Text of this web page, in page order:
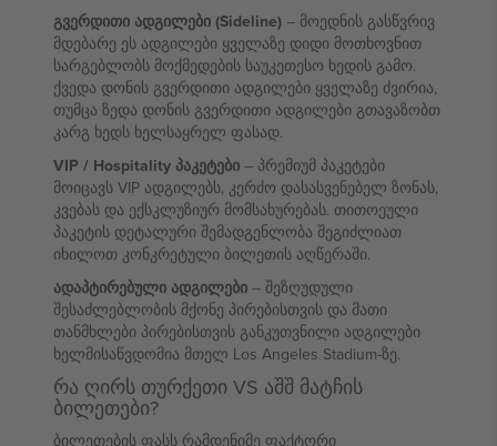
გვერდითი ადგილები (Sideline) – მოედნის გასწვრივ
მდებარე ეს ადგილები ყველაზე დიდი მოთხოვნით
სარგებლობს მოქმედების საუკეთესო ხედის გამო.
ქვედა დონის გვერდითი ადგილები ყველაზე ძვირია,
თუმცა ზედა დონის გვერდითი ადგილები გთავაზობთ
კარგ ხედს ხელსაყრელ ფასად.
VIP / Hospitality პაკეტები – პრემიუმ პაკეტები
მოიცავს VIP ადგილებს, კერძო დასასვენებელ ზონას,
კვებას და ექსკლუზიურ მომსახურებას. თითოეული
პაკეტის დეტალური შემადგენლობა შეგიძლიათ
იხილოთ კონკრეტული ბილეთის აღწერაში.
ადაპტირებული ადგილები – შეზღუდული
შესაძლებლობის მქონე პირებისთვის და მათი
თანმხლები პირებისთვის განკუთვნილი ადგილები
ხელმისაწვდომია მთელ Los Angeles Stadium-ზე.
რა ღირს თურქეთი VS აშშ მატჩის
ბილეთები?
ბილეთების ფასს რამდენიმე ფაქტორი